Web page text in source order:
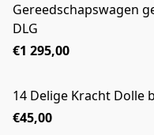
Gereedschapswagen
DLG
€1 295,00
14 Delige Kracht
€45,00